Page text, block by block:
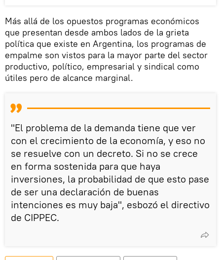
Más allá de los opuestos programas económicos
que presentan desde ambos lados de la grieta
política que existe en Argentina, los programas de
empalme son vistos para la mayor parte del sector
productivo, político, empresarial y sindical como
útiles pero de alcance marginal.
"El problema de la demanda tiene que ver
con el crecimiento de la economía, y eso no
se resuelve con un decreto. Si no se crece
en forma sostenida para que haya
inversiones, la probabilidad de que esto pase
de ser una declaración de buenas
intenciones es muy baja", esbozó el directivo
de CIPPEC.